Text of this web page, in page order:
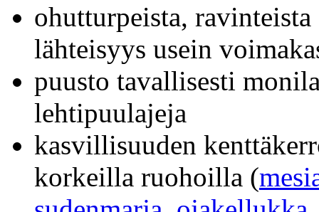
ohutturpeista,
lähteisyys usein
puusto tavallisesti
lehtipuulajeja
kasvillisuuden
korkeilla ruohoilla (